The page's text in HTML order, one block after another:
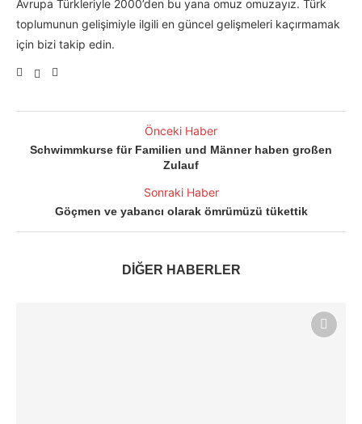
Avrupa Türkleriyle 2000’den bu yana omuz omuzayız. Türk
toplumunun gelişimiyle ilgili en güncel gelişmeleri kaçırmamak
için bizi takip edin.
Önceki Haber
Schwimmkurse für Familien und Männer haben großen
Zulauf
Sonraki Haber
Göçmen ve yabancı olarak ömrümüzü tükettik
DİĞER HABERLER